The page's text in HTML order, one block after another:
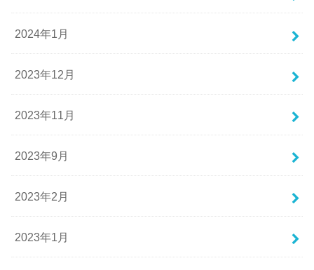
2024年1月
2023年12月
2023年11月
2023年9月
2023年2月
2023年1月